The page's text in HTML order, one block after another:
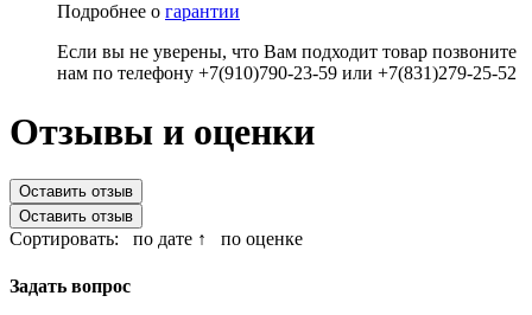
Подробнее о гарантии
Если вы не уверены, что Вам подходит товар позвоните
нам по телефону +7(910)790-23-59 или +7(831)279-25-52
Отзывы и оценки
Оставить отзыв
Оставить отзыв
Сортировать: по дате ↑ по оценке
Задать вопрос